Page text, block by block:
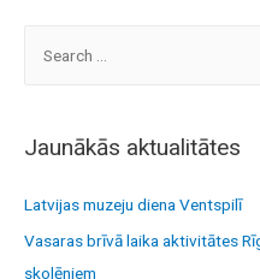
h
f
o
Jaunākās aktualitātes
Latvijas muzeju diena Ventspilī
Vasaras brīvā laika aktivitātes
skolēniem